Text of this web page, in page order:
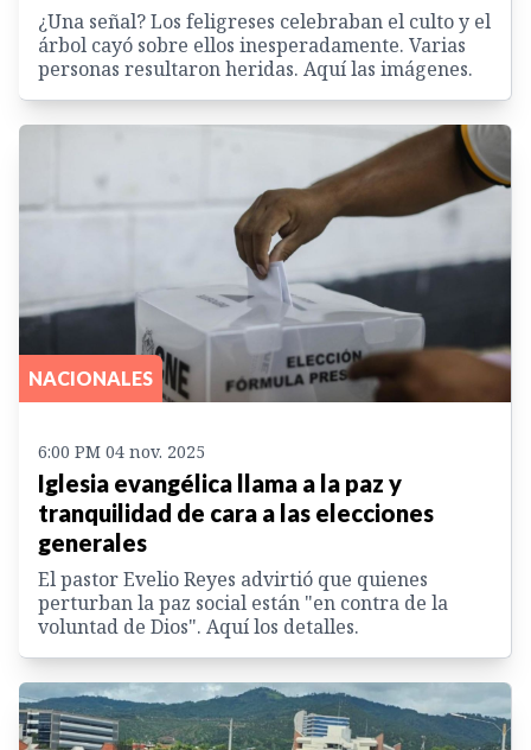
¿Una señal? Los feligreses celebraban el culto y el
árbol cayó sobre ellos inesperadamente. Varias
personas resultaron heridas. Aquí las imágenes.
NACIONALES
6:00 PM 04 nov. 2025
Iglesia evangélica llama a la paz y
tranquilidad de cara a las elecciones
generales
El pastor Evelio Reyes advirtió que quienes
perturban la paz social están "en contra de la
voluntad de Dios". Aquí los detalles.